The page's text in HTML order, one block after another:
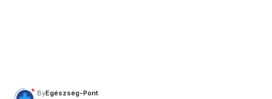
ByEgészség-Pont